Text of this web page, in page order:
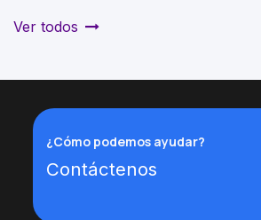
Ver todos
¿Cómo podemos ayudar?
Contáctenos